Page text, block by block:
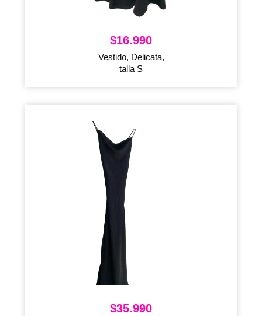
$16.990
Vestido, Delicata,
talla S
$35.990